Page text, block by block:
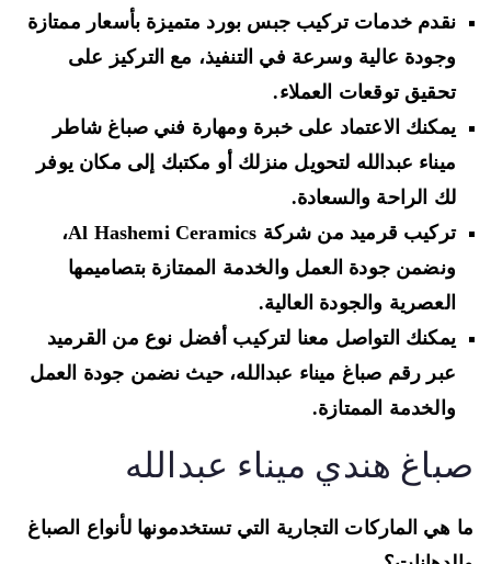
نقدم خدمات تركيب جبس بورد متميزة بأسعار ممتازة
وجودة عالية وسرعة في التنفيذ، مع التركيز على
تحقيق توقعات العملاء.
يمكنك الاعتماد على خبرة ومهارة فني صباغ شاطر
ميناء عبدالله لتحويل منزلك أو مكتبك إلى مكان يوفر
لك الراحة والسعادة.
تركيب قرميد من شركة Al Hashemi Ceramics،
ونضمن جودة العمل والخدمة الممتازة بتصاميمها
العصرية والجودة العالية.
يمكنك التواصل معنا لتركيب أفضل نوع من القرميد
عبر رقم صباغ ميناء عبدالله، حيث نضمن جودة العمل
والخدمة الممتازة.
هندي ميناء عبدالله
هي الماركات التجارية التي تستخدمونها لأنواع الصباغ